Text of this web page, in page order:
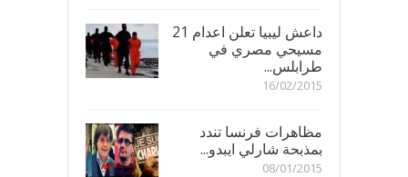
داعش ليبيا تعلن اعدام 21
مسيحي مصري في
طرابلس...
16/02/2015
مظاهرات فرنسا تندد
بمذبحة شارلي ايبدو...
08/01/2015